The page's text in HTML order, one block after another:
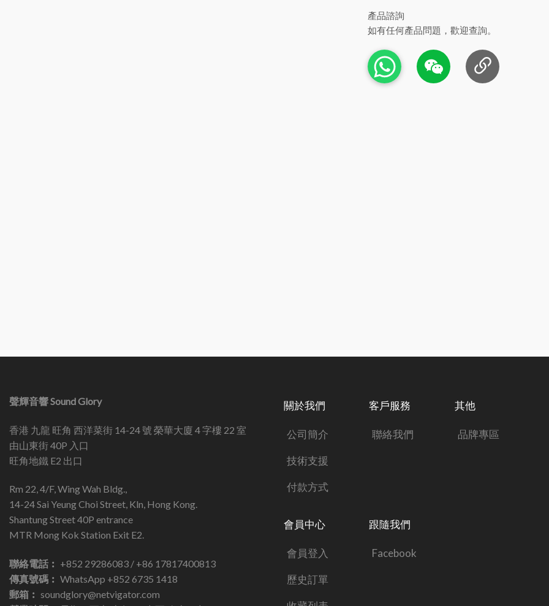
產品諮詢
如有任何產品問題，歡迎查詢。
聲輝音響 Sound Glory
香港 九龍 旺角 西洋菜街 14-24 號 榮華大廈 4 字樓 22 室
由山東街 40P 入口
旺角地鐵 E2 出口
Rm 22, 4/F, Wing Wah Bldg.,
14-24 Sai Yeung Choi Street, Kln, Hong Kong.
Shantung Street 40P entrance
MTR Mong Kok Station Exit E2.
聯絡電話︰ +852 29286083 / +86 17817400813
傳真號碼︰ WhatsApp +852 6735 1418
郵箱︰ soundglory@netvigator.com
關於我們
公司簡介
技術支援
付款方式
客戶服務
聯絡我們
其他
品牌專區
會員中心
會員登入
歷史訂單
跟隨我們
Facebook